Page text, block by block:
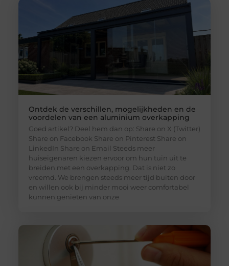
Ontdek de verschillen, mogelijkheden en de
voordelen van een aluminium overkapping
Goed artikel? Deel hem dan op: Share on X (Twitter)
Share on Facebook Share on Pinterest Share on
LinkedIn Share on Email Steeds meer
huiseigenaren kiezen ervoor om hun tuin uit te
breiden met een overkapping. Dat is niet zo
vreemd. We brengen steeds meer tijd buiten door
en willen ook bij minder mooi weer comfortabel
kunnen genieten van onze